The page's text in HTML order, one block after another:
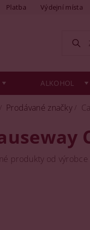
Platba Výdejní místa
ALKOHOL
Prodávané značky
produkty od výrobce